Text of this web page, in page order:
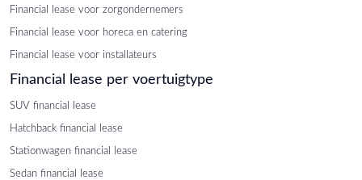
Financial lease voor zorgondernemers
Financial lease voor horeca en catering
Financial lease voor installateurs
Financial lease per voertuigtype
SUV financial lease
Hatchback financial lease
Stationwagen financial lease
Sedan financial lease